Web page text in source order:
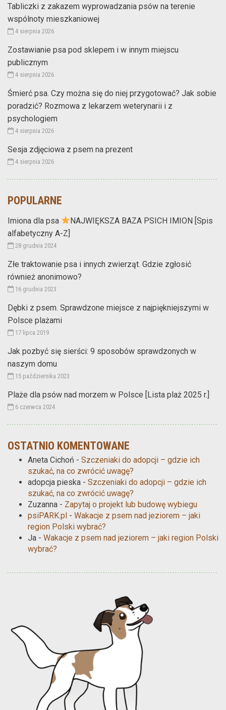
Tabliczki z zakazem wyprowadzania psów na terenie
wspólnoty mieszkaniowej
4 sierpnia 2026
Zostawianie psa pod sklepem i w innym miejscu
publicznym
4 sierpnia 2026
Śmierć psa. Czy można się do niej przygotować? Jak sobie
poradzić? Rozmowa z lekarzem weterynarii i z
psychologiem
4 sierpnia 2026
Sesja zdjęciowa z psem na prezent
4 sierpnia 2026
POPULARNE
Imiona dla psa
NAJWIĘKSZA BAZA PSICH IMION [Spis
alfabetyczny A-Z]
28 grudnia 2024
Złe traktowanie psa i innych zwierząt. Gdzie zgłosić
również anonimowo?
16 grudnia 2023
Dębki z psem. Sprawdzone miejsce z najpiękniejszymi w
Polsce plażami
17 lipca 2019
Jak pozbyć się sierści: 9 sposobów sprawdzonych w
naszym domu
15 października 2023
Plaże dla psów nad morzem w Polsce [Lista plaż 2025 r.]
6 czerwca 2024
OSTATNIO KOMENTOWANE
Aneta Cichoń - Szczeniaki do adopcji – gdzie ich
szukać, na co zwrócić uwagę?
adopcja pieska - Szczeniaki do adopcji – gdzie ich
szukać, na co zwrócić uwagę?
Zuzanna - Zapytaj o projekt lub budowę wybiegu
psiPARK.pl - Wakacje z psem nad jeziorem – jaki
region Polski wybrać?
Ja - Wakacje z psem nad jeziorem – jaki region Polski
wybrać?